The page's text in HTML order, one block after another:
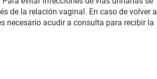
de la relación vaginal. En caso de volver a
necesario acudir a consulta para recibir la